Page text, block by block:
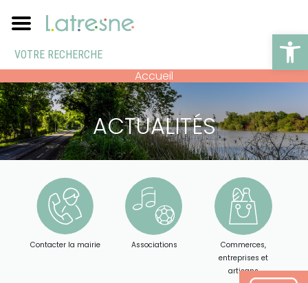
Accueil
ACTUALITÉS
Contacter la mairie Associations
Commerces,
entreprises et
artisans